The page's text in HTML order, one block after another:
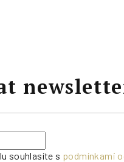
souhlasíte s podmínkami